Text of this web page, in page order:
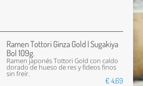
Ramen Tottori Ginza Gold | Sugakiya
Bol 109g.
Ramen japonés Tottori Gold con caldo
dorado de hueso de res y fideos finos
sin freír.
€ 4,69